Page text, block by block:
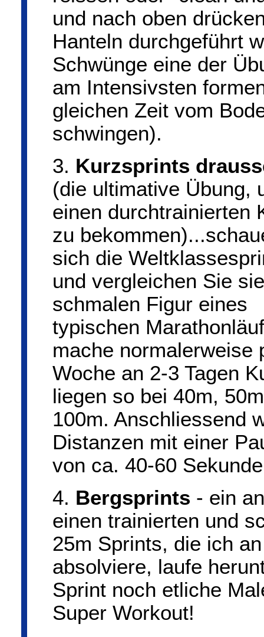
und nach oben
Hanteln durchgeführt
Schwünge eine der
am Intensivsten
gleichen Zeit vom
schwingen).
3. Kurzsprints
(die ultimative Übung,
einen durchtrainierten
zu
sich die
und vergleichen Sie
schmalen Figur eines
typischen
mache normalerweise
Woche an 2-3 Tagen
liegen so bei 40m,
100m. Anschliessend
Distanzen mit einer
von ca. 40-60
4. Bergsprints - ein
einen trainierten und
25m Sprints, die ich
absolviere, laufe
Sprint noch etliche
Super Workout!